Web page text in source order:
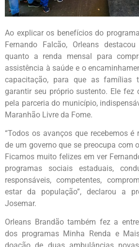
Ao explicar os benefícios do
Fernando Falcão, Orleans
quanto a renda mensal para
assistência à saúde e o
capacitação, para que as famílias
garantir seu próprio sustento. Ele fez
pela parceria do município,
Maranhão Livre da Fome.
“Todos os avanços que recebemos
de um governo que se preocupa com
Ficamos muito felizes em ver
programas sociais estaduais,
responsáveis, competentes,
estar da população”, declarou a
Josemar.
Orleans Brandão também fez a
dos programas Minha Renda e